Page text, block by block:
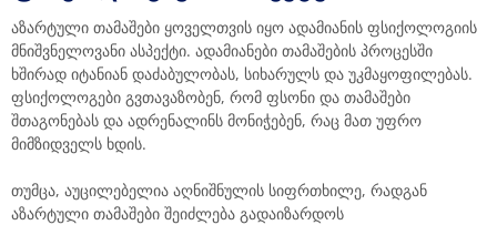
აზარტული თამაშები ყოველთვის იყო ადამიანის ფსიქოლოგიის
მნიშვნელოვანი ასპექტი. ადამიანები თამაშების პროცესში
ხშირად იტანიან დაძაბულობას, სიხარულს და უკმაყოფილებას.
ფსიქოლოგები გვთავაზობენ, რომ ფსონი და თამაშები
შთაგონებას და ადრენალინს მონიჭებენ, რაც მათ უფრო
მიმზიდველს ხდის.
თუმცა, აუცილებელია აღნიშნულის სიფრთხილე, რადგან
აზარტული თამაშები შეიძლება გადაიზარდოს